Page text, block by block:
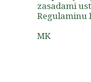
zasadami
Regulaminu
MK